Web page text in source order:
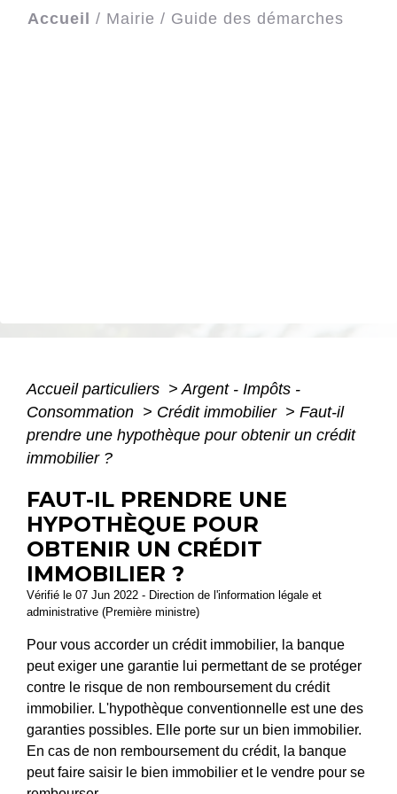
Accueil / Mairie / Guide des démarches
Accueil particuliers > Argent - Impôts -
Consommation > Crédit immobilier > Faut-il
prendre une hypothèque pour obtenir un crédit
immobilier ?
FAUT-IL PRENDRE UNE
HYPOTHÈQUE POUR
OBTENIR UN CRÉDIT
IMMOBILIER ?
Vérifié le 07 Jun 2022 - Direction de l'information légale et
administrative (Première ministre)
Pour vous accorder un crédit immobilier, la banque
peut exiger une garantie lui permettant de se protéger
contre le risque de non remboursement du crédit
immobilier. L'hypothèque conventionnelle est une des
garanties possibles. Elle porte sur un bien immobilier.
En cas de non remboursement du crédit, la banque
peut faire saisir le bien immobilier et le vendre pour se